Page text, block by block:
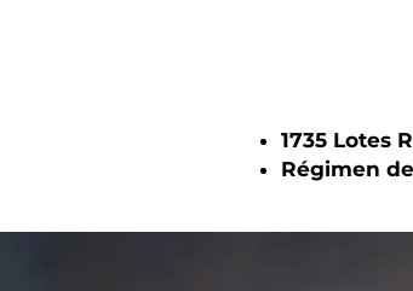
1735 Lotes
Régimen